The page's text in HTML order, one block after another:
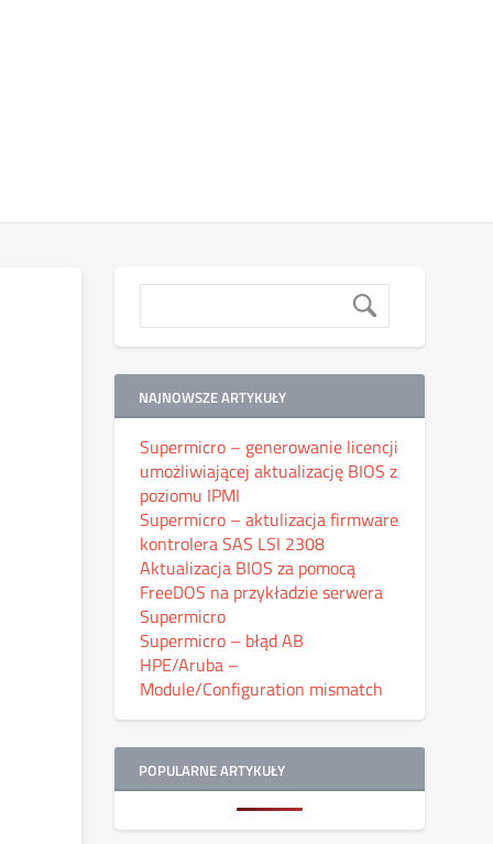
NAJNOWSZE ARTYKUŁY
Supermicro – generowanie licencji
umożliwiającej aktualizację BIOS z
poziomu IPMI
Supermicro – aktulizacja firmware
kontrolera SAS LSI 2308
Aktualizacja BIOS za pomocą
FreeDOS na przykładzie serwera
Supermicro
Supermicro – błąd AB
HPE/Aruba –
Module/Configuration mismatch
POPULARNE ARTYKUŁY